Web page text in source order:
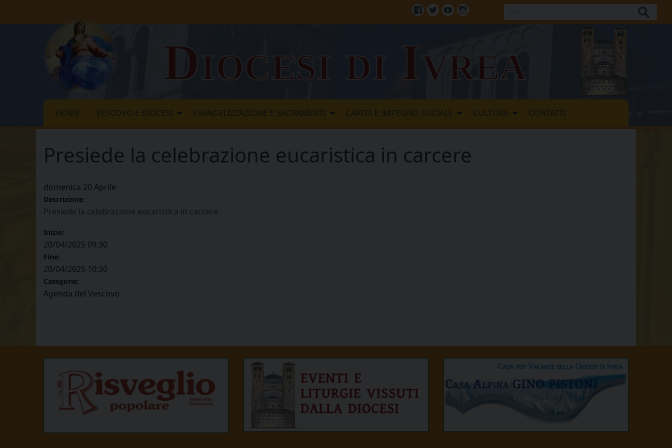
Diocesi di Ivrea
HOME VESCOVO E DIOCESI EVANGELIZZAZIONE E SACRAMENTI CARITÀ E IMPEGNO SOCIALE CULTURA CONTATTI
Presiede la celebrazione eucaristica in carcere
domenica 20 Aprile
Descrizione:
Presiede la celebrazione eucaristica in carcere
Inizio:
20/04/2025 09:30
Fine:
20/04/2025 10:30
Categorie:
Agenda del Vescovo